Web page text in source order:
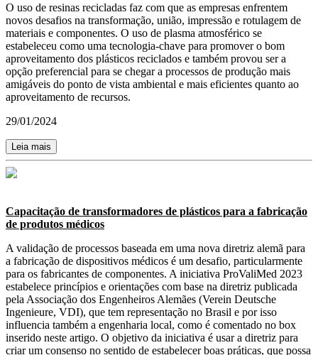
O uso de resinas recicladas faz com que as empresas enfrentem
novos desafios na transformação, união, impressão e rotulagem de
materiais e componentes. O uso de plasma atmosférico se
estabeleceu como uma tecnologia-chave para promover o bom
aproveitamento dos plásticos reciclados e também provou ser a
opção preferencial para se chegar a processos de produção mais
amigáveis do ponto de vista ambiental e mais eficientes quanto ao
aproveitamento de recursos.
29/01/2024
Leia mais
Capacitação de transformadores de plásticos para a fabricação
de produtos médicos
A validação de processos baseada em uma nova diretriz alemã para
a fabricação de dispositivos médicos é um desafio, particularmente
para os fabricantes de componentes. A iniciativa ProValiMed 2023
estabelece princípios e orientações com base na diretriz publicada
pela Associação dos Engenheiros Alemães (Verein Deutsche
Ingenieure, VDI), que tem representação no Brasil e por isso
influencia também a engenharia local, como é comentado no box
inserido neste artigo. O objetivo da iniciativa é usar a diretriz para
criar um consenso no sentido de estabelecer boas práticas, que possa